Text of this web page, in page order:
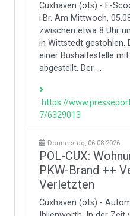
Cuxhaven (ots) - E-
i.Br. Am Mittwoch,
zwischen etwa 8 Uhr
in Wittstedt gestohlen.
einer Bushaltestelle
abgestellt. Der ...
https://
7/6329013
Donnerstag, 06.08.2026
POL-CUX:
PKW-Brand ++
Verletzten
Cuxhaven (ots) -